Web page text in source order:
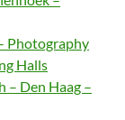
Photography
Halls
– Den Haag –